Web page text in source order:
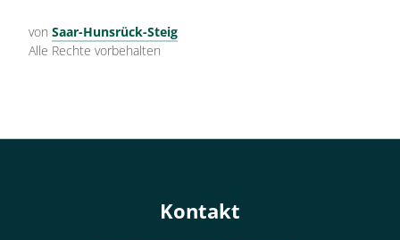
von Saar-Hunsrück-Steig
Alle Rechte vorbehalten
Kontakt